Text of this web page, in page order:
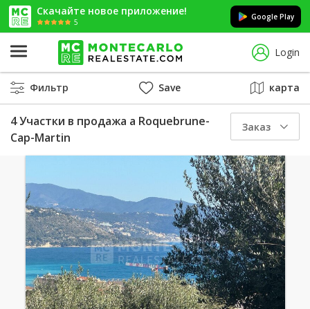
Скачайте новое приложение!
5
Google Play
Login
Фильтр Save карта
4 Участки в продажа a Roquebrune-
Cap-Martin
Заказ